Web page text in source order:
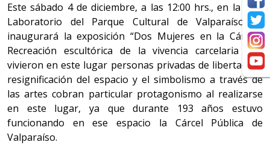
Este sábado 4 de diciembre, a las 12:00 hrs., en la Sala
Laboratorio del Parque Cultural de Valparaíso se
inaugurará la exposición “Dos Mujeres en la Cárcel”.
Recreación escultórica de la vivencia carcelaria que
vivieron en este lugar personas privadas de libertad. La
resignificación del espacio y el simbolismo a través de
las artes cobran particular protagonismo al realizarse
en este lugar, ya que durante 193 años estuvo
funcionando en ese espacio la Cárcel Pública de
Valparaíso.